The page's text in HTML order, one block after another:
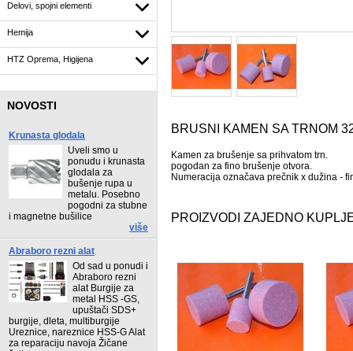
Delovi, spojni elementi
Hemija
HTZ Oprema, Higijena
NOVOSTI
Krunasta glodala
Uveli smo u
ponudu i krunasta
glodala za
bušenje rupa u
metalu. Posebno
pogodni za stubne
i magnetne bušilice
više
Abraboro rezni alat
Od sad u ponudi i
Abraboro rezni
alat Burgije za
metal HSS -GS,
upuštači SDS+
burgije, dleta, multiburgije
Ureznice, nareznice HSS-G Alat
za reparaciju navoja Žičane
BRUSNI KAMEN SA TRNOM
Kamen za brušenje sa prihvatom trn.
pogodan za fino brušenje otvora.
Numeracija označava prečnik x dužina -
PROIZVODI ZAJEDNO